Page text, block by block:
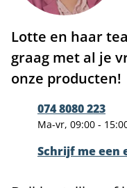
Lotte en haar
graag met al je
onze producten!
074 8080 223
Ma-vr, 09:00 -
Schrijf me een